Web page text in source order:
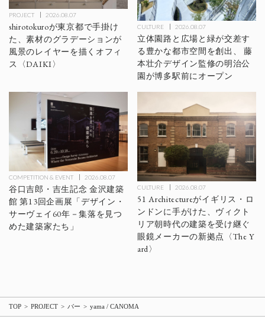
PROJECT 2026.08.07
shirotokuroが東京都で手掛け
た、素材のグラデーションが
風景のレイヤーを描くオフィ
ス〈DAIKI〉
CULTURE 2026.08.07
立体園路と広場と緑が交差す
る豊かな都市空間を創出、 藤
本壮介デザイン監修の明治公
園が博多駅前にオープン
COMPETITION & EVENT 2026.08.07
谷口吉郎・吉生記念 金沢建築
館 第13回企画展「デザイン・
サーヴェイ60年－集落を見つ
めた建築家たち」
CULTURE 2026.08.07
51 Architectureがイギリス・ロ
ンドンに手がけた、ヴィクト
リア朝時代の建築を受け継ぐ
眼鏡メーカーの新拠点〈The Y
ard〉
TOP PROJECT バー yama / CANOMA